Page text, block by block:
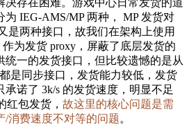
决存在困难。游戏中心日常发货的道
IEG-AMS/MP 两种， MP 发货对
是两种接口，故我们在架构上使用
作为发货 proxy，屏蔽了底层发货的
统一的发货接口，但比较遗憾的是从
是同步接口，发货能力较低，发货
诺了 3k/s 的发货速度，明显不足
红包发货， 故这里的核心问题是需
/消费速度不对等的问题。